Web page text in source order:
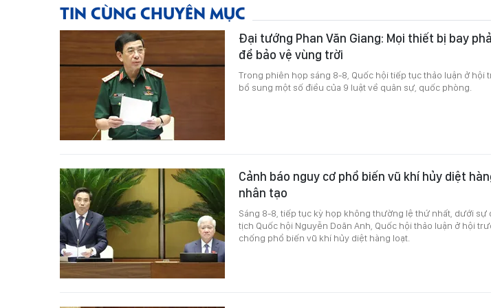
TIN CÙNG CHUYÊN MỤC
Đại tướng Phan Văn Giang: Mọi thiết bị bay
để bảo vệ vùng trời
Trong phiên họp sáng 8-8, Quốc hội tiếp tục thảo luận ở hội
bổ sung một số điều của 9 luật về quân sự, quốc phòng.
Cảnh báo nguy cơ phổ biến vũ khí hủy diệt
nhân tạo
Sáng 8-8, tiếp tục kỳ họp không thường lệ thứ nhất, dưới sự
tịch Quốc hội Nguyễn Doãn Anh, Quốc hội thảo luận ở hội
chống phổ biến vũ khí hủy diệt hàng loạt.